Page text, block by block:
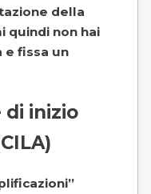
della
quindi non hai
e fissa un
di inizio